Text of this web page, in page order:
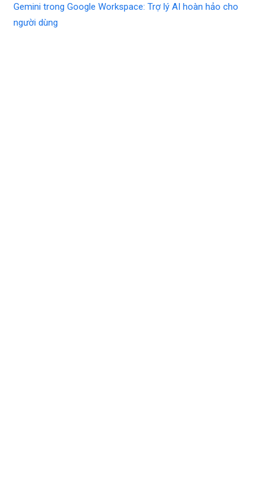
Gemini trong Google Workspace: Trợ lý AI hoàn hảo cho
người dùng